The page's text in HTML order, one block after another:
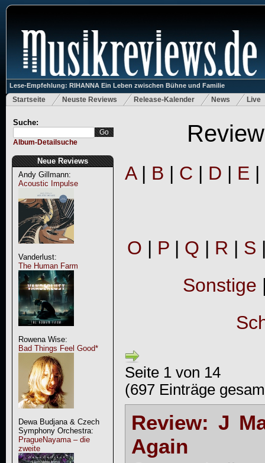
Lese-Empfehlung: RIHANNA Ein Leben zwischen Bühne und Familie
Startseite Neuste Reviews Release-Kalender News Live
Suche:
Album-Detailsuche
Neue Reviews
Andy Gillmann:
Acoustic Impulse
Vanderlust:
The Human Farm
Rowena Wise:
Bad Things Feel Good*
Dewa Budjana & Czech
Symphony Orchestra:
PragueNayama – die
zweite
A| B | C | D | E |
O | P | Q | R | S
Sonstige
Seite 1 von 14
(697 Einträge
Review: J
Again